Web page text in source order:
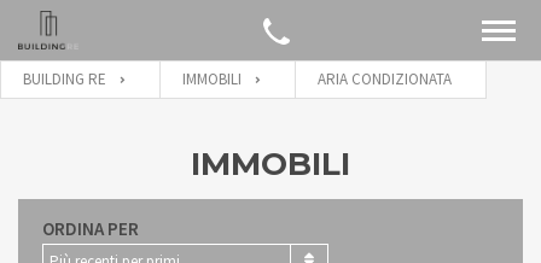
BUILDING RE IMMOBILI ARIA CONDIZIONATA
IMMOBILI
ORDINA PER